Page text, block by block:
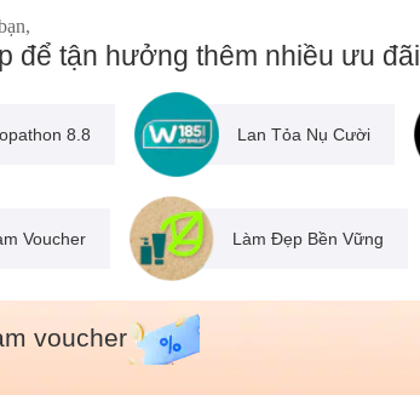
để tận hưởng thêm nhiều ưu đãi
8.8 Lan Tỏa Nụ Cười
Voucher Làm Đẹp Bền Vững
voucher